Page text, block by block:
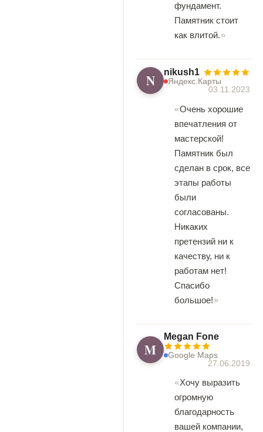
фундамент.
Памятник стоит
как влитой.
N nikush1
Яндекс.Карты
03.11.2023
Очень хорошие
впечатления от
мастерской!
Памятник был
сделан в срок, все
этапы работы
были
согласованы.
Никаких
претензий ни к
качеству, ни к
работам нет!
Спасибо
большое!
M
Megan Fone
Google Maps
27.06.2019
Хочу выразить
огромную
благодарность
вашей компании,